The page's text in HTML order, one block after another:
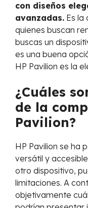
con diseños
avanzadas. Es
quienes buscan
buscas un
es una buena
HP Pavilion es la
¿Cuáles
de la
Pavilion?
HP Pavilion se ha
versátil y
otro dispositivo,
limitaciones. A
objetivamente